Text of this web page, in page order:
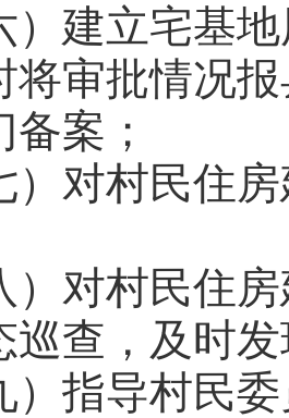
立宅基地
将审批情况
案；
村民住房
村民住房
巡查，及时
导村民委